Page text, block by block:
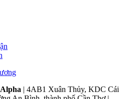
| 4AB1 Xuân Thủy, KDC Cái